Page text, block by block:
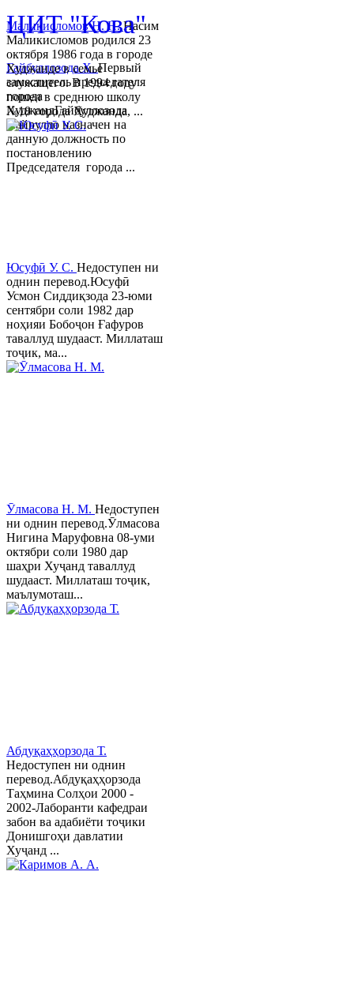
Гайбуллозода Х.Первый
заместитель председателя
города
ХуджандГайбуллозода
Хайрулло назначен на
данную должность по
постановлению
Председателя города ...
Маликисломов Н. Н.Насим
Маликисломов родился 23
октября 1986 года в городе
Худжанде в семье
служащего. В 1994 году
пошел в среднюю школу
№18 города Худжанда, ...
Юсуфӣ У. C. Недоступен ни
однин перевод.Юсуфӣ
Усмон Сиддиқзода 23-юми
сентябри соли 1982 дар
ноҳияи Бобоҷон Ғафуров
таваллуд шудааст. Миллаташ
тоҷик, ма...
Ӯлмасова Н. М. Недоступен
ни однин перевод.Ӯлмасова
Нигина Маруфовна 08-уми
октябри соли 1980 дар
шаҳри Хуҷанд таваллуд
шудааст. Миллаташ тоҷик,
маълумоташ...
Абдуқаҳҳорзода Т.
Недоступен ни однин
перевод.Абдуқаҳҳорзода
Таҳмина Солҳои 2000 -
2002-Лаборанти кафедраи
забон ва адабиёти тоҷики
Донишгоҳи давлатии
Хуҷанд ...
ЦИТ "Кова"